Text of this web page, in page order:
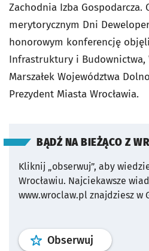
Zachodnia Izba Gospodarcza.
merytorycznym Dni
honorowym konferencję
Infrastruktury i Budownictwa,
Marszałek Województwa
Prezydent Miasta Wrocławia.
BĄDŹ NA BIEŻĄCO Z
Kliknij „obserwuj”, aby
Wrocławiu. Najciekawsze
www.wroclaw.pl znajdziesz w
Obserwuj profil